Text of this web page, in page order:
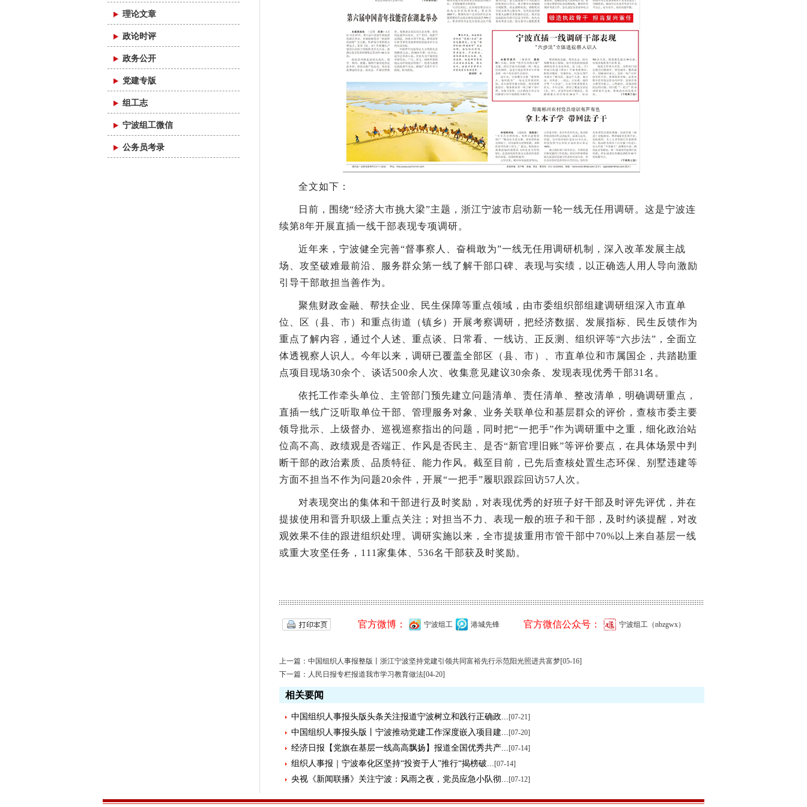
理论文章
政论时评
政务公开
党建专版
组工志
宁波组工微信
公务员考录
全文如下：
日前，围绕“经济大市挑大梁”主题，浙江宁波市启动新一轮一线无任用调研。这是宁波连
续第8年开展直插一线干部表现专项调研。
近年来，宁波健全完善“督事察人、奋楫敢为”一线无任用调研机制，深入改革发展主战
场、攻坚破难最前沿、服务群众第一线了解干部口碑、表现与实绩，以正确选人用人导向激励
引导干部敢担当善作为。
聚焦财政金融、帮扶企业、民生保障等重点领域，由市委组织部组建调研组深入市直单
位、区（县、市）和重点街道（镇乡）开展考察调研，把经济数据、发展指标、民生反馈作为
重点了解内容，通过个人述、重点谈、日常看、一线访、正反测、组织评等“六步法”，全面立
体透视察人识人。今年以来，调研已覆盖全部区（县、市）、市直单位和市属国企，共踏勘重
点项目现场30余个、谈话500余人次、收集意见建议30余条、发现表现优秀干部31名。
依托工作牵头单位、主管部门预先建立问题清单、责任清单、整改清单，明确调研重点，
直插一线广泛听取单位干部、管理服务对象、业务关联单位和基层群众的评价，查核市委主要
领导批示、上级督办、巡视巡察指出的问题，同时把“一把手”作为调研重中之重，细化政治站
位高不高、政绩观是否端正、作风是否民主、是否“新官理旧账”等评价要点，在具体场景中判
断干部的政治素质、品质特征、能力作风。截至目前，已先后查核处置生态环保、别墅违建等
方面不担当不作为问题20余件，开展“一把手”履职跟踪回访57人次。
对表现突出的集体和干部进行及时奖励，对表现优秀的好班子好干部及时评先评优，并在
提拔使用和晋升职级上重点关注；对担当不力、表现一般的班子和干部，及时约谈提醒，对改
观效果不佳的跟进组织处理。调研实施以来，全市提拔重用市管干部中70%以上来自基层一线
或重大攻坚任务，111家集体、536名干部获及时奖励。
官方微博： 宁波组工 港城先锋 官方微信公众号： 宁波组工（nbzgwx）
上一篇： 中国组织人事报整版丨浙江宁波坚持党建引领共同富裕先行示范阳光照进共富梦[05-16]
下一篇： 人民日报专栏报道我市学习教育做法[04-20]
相关要闻
中国组织人事报头版头条关注报道宁波树立和践行正确政...[07-21]
中国组织人事报头版丨宁波推动党建工作深度嵌入项目建...[07-20]
经济日报【党旗在基层一线高高飘扬】报道全国优秀共产...[07-14]
组织人事报｜宁波奉化区坚持“投资于人”推行“揭榜破...[07-14]
央视《新闻联播》关注宁波：风雨之夜，党员应急小队彻...[07-12]